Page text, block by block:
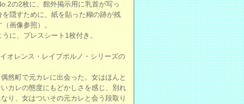
の2枚に、館外掲示用に乳首が写っ
を隠すために、紙を貼った糊の跡が残
画像参照）。
に、プレスシート1枚付き。
レンス・レイプポルノ・シリーズの
然町で元カレに出会った。女はほんと
カレの態度にもどかしさを感じ、別れ
り、女はついその元カレと会う段取り